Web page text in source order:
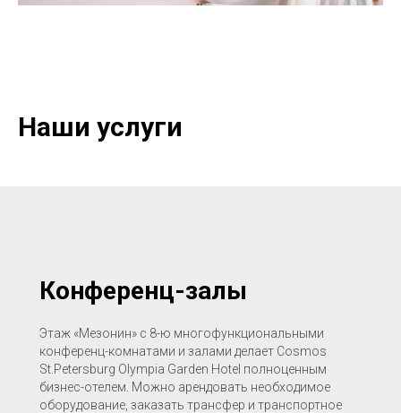
Наши услуги
Конференц-залы
Этаж «Мезонин» с 8-ю многофункциональными
конференц-комнатами и залами делает Cosmos
St.Petersburg Olympia Garden Hotel полноценным
бизнес-отелем. Можно арендовать необходимое
оборудование, заказать трансфер и транспортное